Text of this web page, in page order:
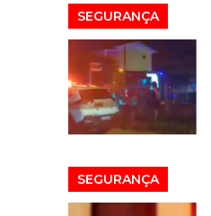
SEGURANÇA
SEGURANÇA